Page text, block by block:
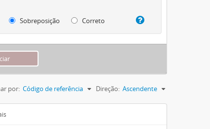
Sobreposição
Correto
por: Código de referência Direção: Ascendente